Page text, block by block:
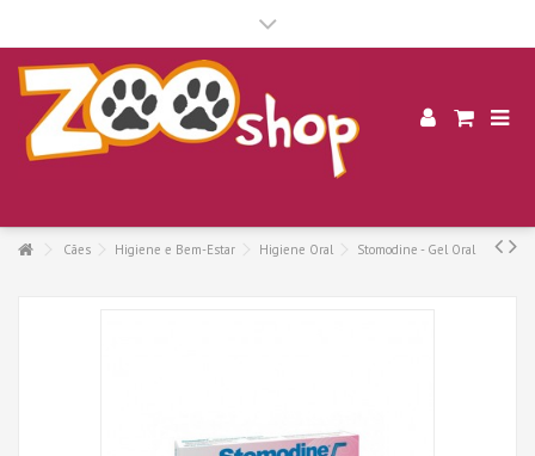
Cães Higiene e Bem-Estar Higiene Oral Stomodine - Gel Oral